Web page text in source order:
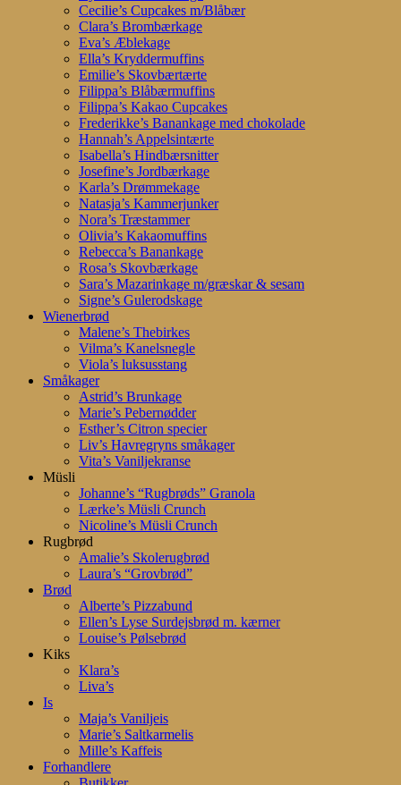
Cecilie’s Cupcakes m/Blåbær
Clara’s Brombærkage
Eva’s Æblekage
Ella’s Kryddermuffins
Emilie’s Skovbærtærte
Filippa’s Blåbærmuffins
Filippa’s Kakao Cupcakes
Frederikke’s Banankage med chokolade
Hannah’s Appelsintærte
Isabella’s Hindbærsnitter
Josefine’s Jordbærkage
Karla’s Drømmekage
Natasja’s Kammerjunker
Nora’s Træstammer
Olivia’s Kakaomuffins
Rebecca’s Banankage
Rosa’s Skovbærkage
Sara’s Mazarinkage m/græskar & sesam
Signe’s Gulerodskage
Wienerbrød
Malene’s Thebirkes
Vilma’s Kanelsnegle
Viola’s luksusstang
Småkager
Astrid’s Brunkage
Marie’s Pebernødder
Esther’s Citron specier
Liv’s Havregryns småkager
Vita’s Vaniljekranse
Müsli
Johanne’s “Rugbrøds” Granola
Lærke’s Müsli Crunch
Nicoline’s Müsli Crunch
Rugbrød
Amalie’s Skolerugbrød
Laura’s “Grovbrød”
Brød
Alberte’s Pizzabund
Ellen’s Lyse Surdejsbrød m. kærner
Louise’s Pølsebrød
Kiks
Klara’s
Liva’s
Is
Maja’s Vaniljeis
Marie’s Saltkarmelis
Mille’s Kaffeis
Forhandlere